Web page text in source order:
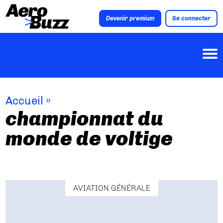
Devenir premium Se connecter
Accueil »
championnat du
monde de voltige
AVIATION GÉNÉRALE